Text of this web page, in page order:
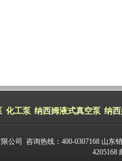
化工泵 纳西姆液式真空泵 纳
公司 咨询热线：400-0307168 山
4205168